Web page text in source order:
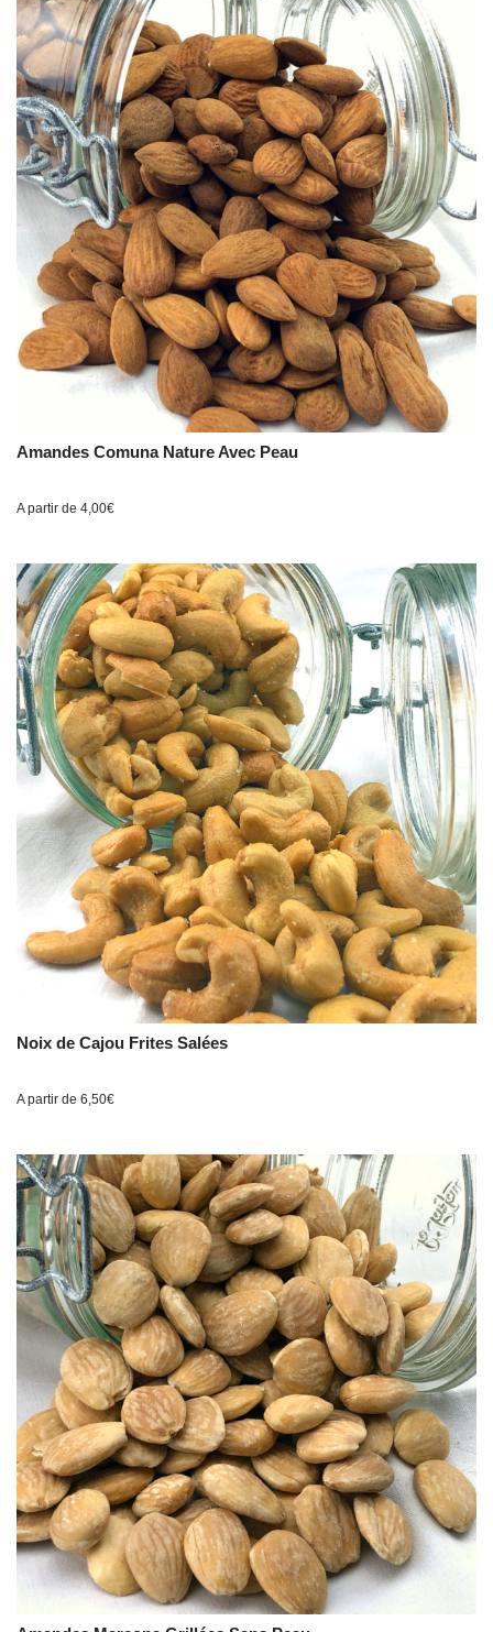
Amandes Comuna Nature Avec Peau
A partir de 4,00€
Noix de Cajou Frites Salées
A partir de 6,50€